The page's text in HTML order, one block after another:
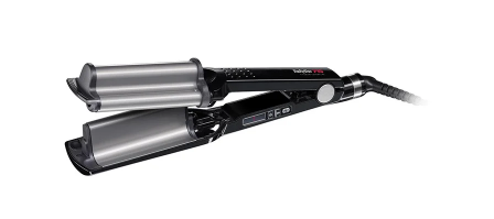
Hawaiian Tropic Mineral Translucent Sun Powder SPF30